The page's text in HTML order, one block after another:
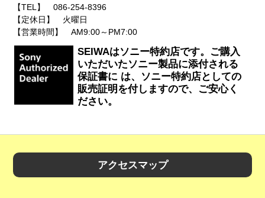
【TEL】 086-254-8396
【定休日】 火曜日
【営業時間】 AM9:00～PM7:00
SEIWAはソニー特約店です。ご購入
いただいたソニー製品に添付される
保証書に は、ソニー特約店としての
販売証明を付しますので、ご安心く
ださい。
アクセスマップ